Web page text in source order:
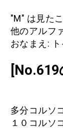
"M" は見た
他のアルフ
おなまえ: ト
多分コルソ
１０コルソ